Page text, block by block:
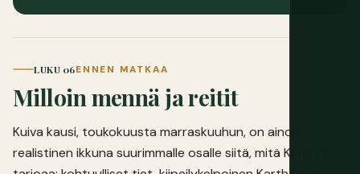
LUKU 06ENNEN MATKAA
Milloin mennä ja reitit
Kuiva kausi, toukokuusta marraskuuhun, on ainoa
realistinen ikkuna suurimmalle osalle siitä, mitä Komorit